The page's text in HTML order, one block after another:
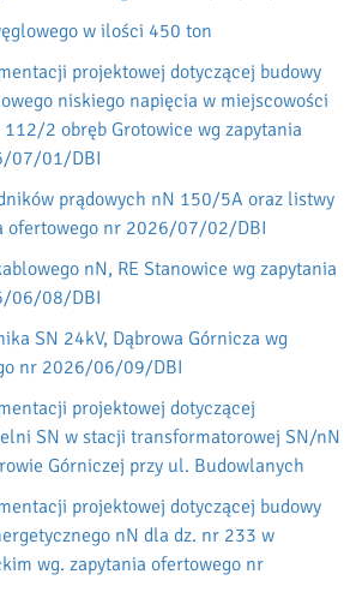
w ilości 450 ton
projektowej dotyczącej budowy
niskiego napięcia w miejscowości
112/2 obręb Grotowice wg zapytania
07/01/DBI
prądowych nN 150/5A oraz listwy
ofertowego nr 2026/07/02/DBI
nN, RE Stanowice wg zapytania
06/08/DBI
SN 24kV, Dąbrowa Górnicza wg
nr 2026/06/09/DBI
projektowej dotyczącej
SN w stacji transformatorowej SN/nN
Górniczej przy ul. Budowlanych
projektowej dotyczącej budowy
nN dla dz. nr 233 w
wg. zapytania ofertowego nr